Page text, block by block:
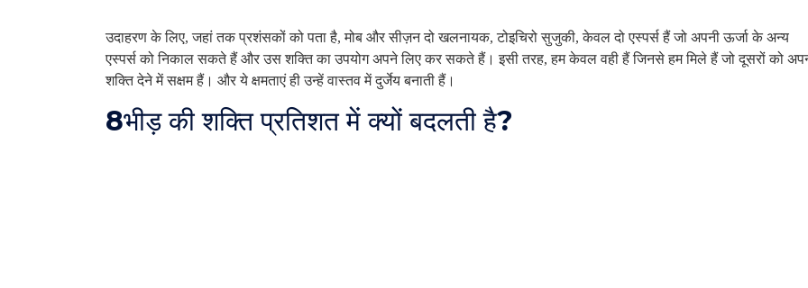
उदाहरण के लिए, जहां तक ​​प्रशंसकों को पता है, मोब और सीज़न दो खलनायक, टोइचिरो सुजुकी, केवल दो एस्पर्स हैं जो अपनी ऊर्जा के अन्य
एस्पर्स को निकाल सकते हैं और उस शक्ति का उपयोग अपने लिए कर सकते हैं। इसी तरह, हम केवल वही हैं जिनसे हम मिले हैं जो दूसरों को
शक्ति देने में सक्षम हैं। और ये क्षमताएं ही उन्हें वास्तव में दुर्जेय बनाती हैं।
8भीड़ की शक्ति प्रतिशत में क्यों बदलती है?